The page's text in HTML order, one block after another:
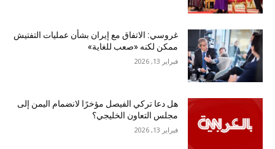
غروسي: الاتفاق مع إيران بشأن عمليات التفتيش
ممكن لكنه «صعب للغاية»
فبراير 13, 2026
هل دعا تركي الفيصل مؤخرًا لانضمام اليمن إلى
مجلس التعاون الخليجي؟
فبراير 13, 2026